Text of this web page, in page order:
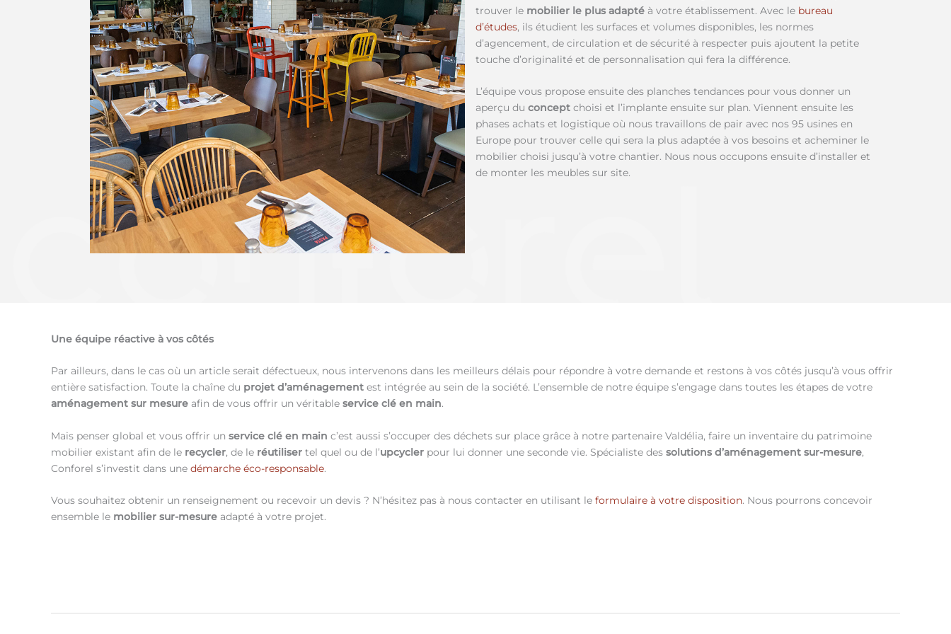
trouver le mobilier le plus adapté à votre établissement. Avec le bureau
d’études, ils étudient les surfaces et volumes disponibles, les normes
d’agencement, de circulation et de sécurité à respecter puis ajoutent la petite
touche d’originalité et de personnalisation qui fera la différence.
L’équipe vous propose ensuite des planches tendances pour vous donner un
aperçu du concept choisi et l’implante ensuite sur plan. Viennent ensuite les
phases achats et logistique où nous travaillons de pair avec nos 95 usines en
Europe pour trouver celle qui sera la plus adaptée à vos besoins et acheminer le
mobilier choisi jusqu’à votre chantier. Nous nous occupons ensuite d’installer et
de monter les meubles sur site.
Une équipe réactive à vos côtés
Par ailleurs, dans le cas où un article serait défectueux, nous intervenons dans les meilleurs délais pour répondre à votre demande et restons à vos côtés jusqu’à vous offrir
entière satisfaction. Toute la chaîne du projet d’aménagement est intégrée au sein de la société. L’ensemble de notre équipe s’engage dans toutes les étapes de votre
aménagement sur mesure afin de vous offrir un véritable service clé en main.
Mais penser global et vous offrir un service clé en main c’est aussi s’occuper des déchets sur place grâce à notre partenaire Valdélia, faire un inventaire du patrimoine
mobilier existant afin de le recycler, de le réutiliser tel quel ou de l’upcycler pour lui donner une seconde vie. Spécialiste des solutions d’aménagement sur-mesure,
Conforel s’investit dans une démarche éco-responsable.
Vous souhaitez obtenir un renseignement ou recevoir un devis ? N’hésitez pas à nous contacter en utilisant le formulaire à votre disposition. Nous pourrons concevoir
ensemble le mobilier sur-mesure adapté à votre projet.